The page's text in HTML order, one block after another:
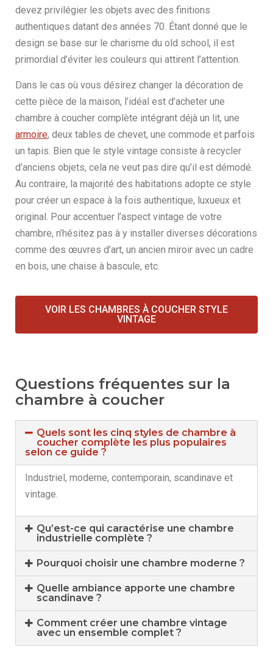
devez privilégier les objets avec des finitions
authentiques datant des années 70. Étant donné que le
design se base sur le charisme du old school, il est
primordial d’éviter les couleurs qui attirent l’attention.
Dans le cas où vous désirez changer la décoration de
cette pièce de la maison, l’idéal est d’acheter une
chambre à coucher complète intégrant déjà un lit, une
armoire, deux tables de chevet, une commode et parfois
un tapis. Bien que le style vintage consiste à recycler
d’anciens objets, cela ne veut pas dire qu’il est démodé.
Au contraire, la majorité des habitations adopte ce style
pour créer un espace à la fois authentique, luxueux et
original. Pour accentuer l’aspect vintage de votre
chambre, n’hésitez pas à y installer diverses décorations
comme des œuvres d’art, un ancien miroir avec un cadre
en bois, une chaise à bascule, etc.
VOIR LES CHAMBRES À COUCHER STYLE
VINTAGE
Questions fréquentes sur la
chambre à coucher
Quels sont les cinq styles de chambre à
coucher complète les plus populaires
selon ce guide ?
Industriel, moderne, contemporain, scandinave et
vintage.
Qu’est-ce qui caractérise une chambre
industrielle complète ?
Pourquoi choisir une chambre moderne ?
Quelle ambiance apporte une chambre
scandinave ?
Comment créer une chambre vintage
avec un ensemble complet ?